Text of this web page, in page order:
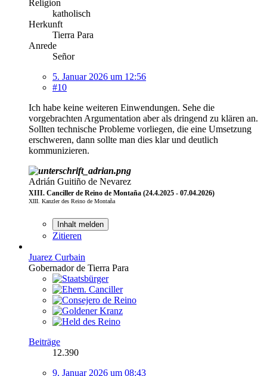
Religion
katholisch
Herkunft
Tierra Para
Anrede
Señor
5. Januar 2026 um 12:56
#10
Ich habe keine weiteren Einwendungen. Sehe die
vorgebrachten Argumentation aber als dringend zu klären an.
Sollten technische Probleme vorliegen, die eine Umsetzung
erschweren, dann sollte man dies klar und deutlich
kommunizieren.
Adrián Guitiño de Nevarez
XIII. Canciller de Reino de Montaña (24.4.2025 - 07.04.2026)
XIII. Kanzler des Reino de Montaña
Inhalt melden
Zitieren
Juarez Curbain
Gobernador de Tierra Para
Beiträge
12.390
9. Januar 2026 um 08:43